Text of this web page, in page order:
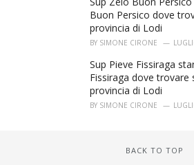
Buon Persico dove
provincia di Lodi
BY SIMONE CIRONE
Sup Pieve Fissiraga
Fissiraga dove trovare
provincia di Lodi
BY SIMONE CIRONE
BACK TO TOP